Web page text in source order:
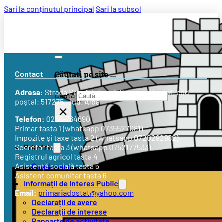
Sari la conținutul principal Sari la subsol
Căutați pe site ...
Caută
×
Primăria
Conducere
Informații de Interes Public
Declarații de avere
Declarații de interese
Contact
Adresa: StradaPrimăriei nr. 3, Comuna Doștat, cod
poștal: 517275, Jud. Alba
Telefon: 0258-764690
Primar tasta 1 (whatsapp 0735527081)
Impozite și taxe tasta 2 (whatsapp 0720292982)
Secretar tasta 3 (whatsapp 0752177533)
Registrul agricol tasta 4
Asistență socială tasta 5
Asistent comunitar tasta 6
Email: primariadostat@yahoo.com